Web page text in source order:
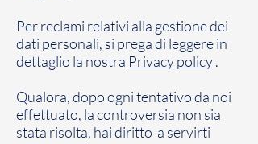
Per reclami relativi alla gestione dei
dati personali, si prega di leggere in
dettaglio la nostra Privacy policy.
Qualora, dopo ogni tentativo da noi
effettuato, la controversia non sia
stata risolta, hai diritto a servirti